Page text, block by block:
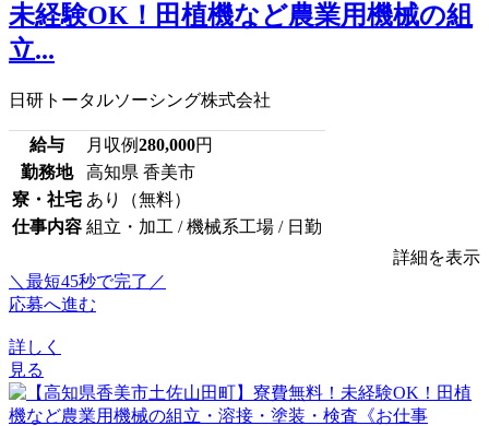
未経験OK！田植機など農業用機械の組
立...
日研トータルソーシング株式会社
給与 月収例280,000円
勤務地
高知県 香美市
寮・社宅 あり（無料）
仕事内容 組立・加工 / 機械系工場 / 日勤
詳細を表示
＼最短45秒で完了／
応募へ進む
詳しく
見る